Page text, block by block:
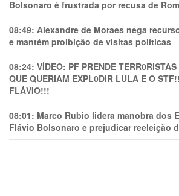
Bolsonaro é frustrada por recusa de
08:49: Alexandre de Moraes nega
e mantém proibição de visitas políticas
08:24: VÍDEO: PF PRENDE
QUE QUERIAM EXPL0DlR LULA E O
FLÁVIO!!!
08:01: Marco Rubio lidera manobra dos
Flávio Bolsonaro e prejudicar reeleição